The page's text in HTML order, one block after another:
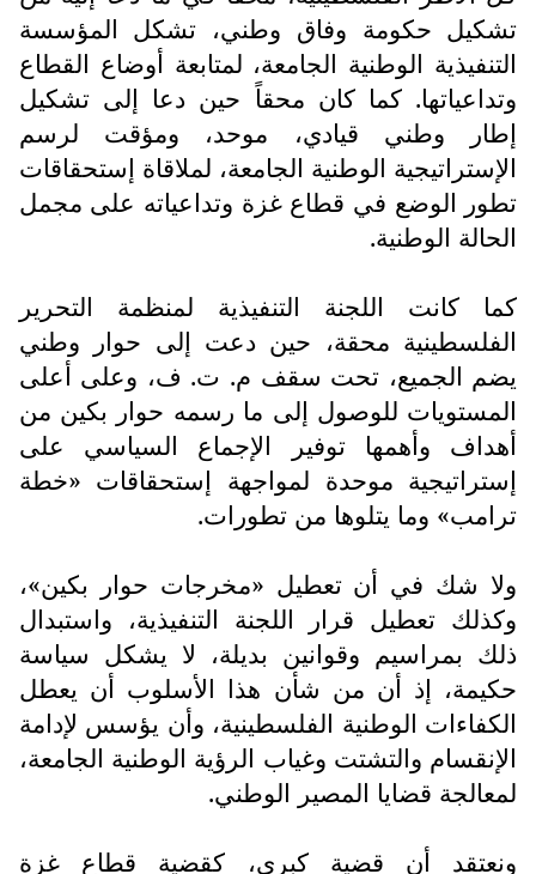
تشكيل حكومة وفاق وطني، تشكل المؤسسة
التنفيذية الوطنية الجامعة، لمتابعة أوضاع القطاع
وتداعياتها. كما كان محقاً حين دعا إلى تشكيل
إطار وطني قيادي، موحد، ومؤقت لرسم
الإستراتيجية الوطنية الجامعة، لملاقاة إستحقاقات
تطور الوضع في قطاع غزة وتداعياته على مجمل
الحالة الوطنية.
كما كانت اللجنة التنفيذية لمنظمة التحرير
الفلسطينية محقة، حين دعت إلى حوار وطني
يضم الجميع، تحت سقف م. ت. ف، وعلى أعلى
المستويات للوصول إلى ما رسمه حوار بكين من
أهداف وأهمها توفير الإجماع السياسي على
إستراتيجية موحدة لمواجهة إستحقاقات «خطة
ترامب» وما يتلوها من تطورات.
ولا شك في أن تعطيل «مخرجات حوار بكين»،
وكذلك تعطيل قرار اللجنة التنفيذية، واستبدال
ذلك بمراسيم وقوانين بديلة، لا يشكل سياسة
حكيمة، إذ أن من شأن هذا الأسلوب أن يعطل
الكفاءات الوطنية الفلسطينية، وأن يؤسس لإدامة
الإنقسام والتشتت وغياب الرؤية الوطنية الجامعة،
لمعالجة قضايا المصير الوطني.
ونعتقد أن قضية كبرى، كقضية قطاع غزة